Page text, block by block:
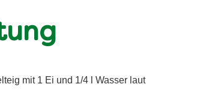
mit 1 Ei und 1/4 l Wasser laut